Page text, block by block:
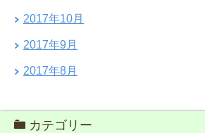
2017年10月
2017年9月
2017年8月
カテゴリー